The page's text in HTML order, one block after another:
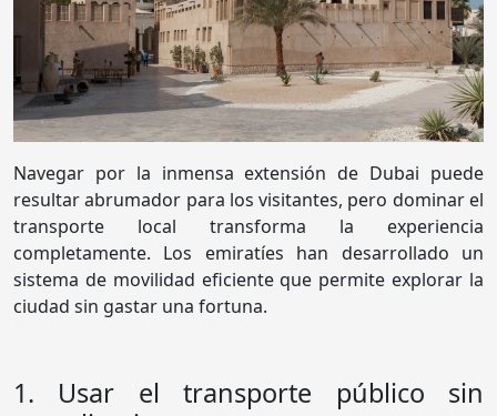
Navegar por la inmensa extensión de Dubai puede
resultar abrumador para los visitantes, pero dominar el
transporte local transforma la experiencia
completamente. Los emiratíes han desarrollado un
sistema de movilidad eficiente que permite explorar la
ciudad sin gastar una fortuna.
1. Usar el transporte público sin